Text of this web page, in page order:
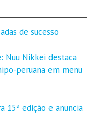
de sucesso
Nuu Nikkei destaca
peruana em menu
15ª edição e anuncia